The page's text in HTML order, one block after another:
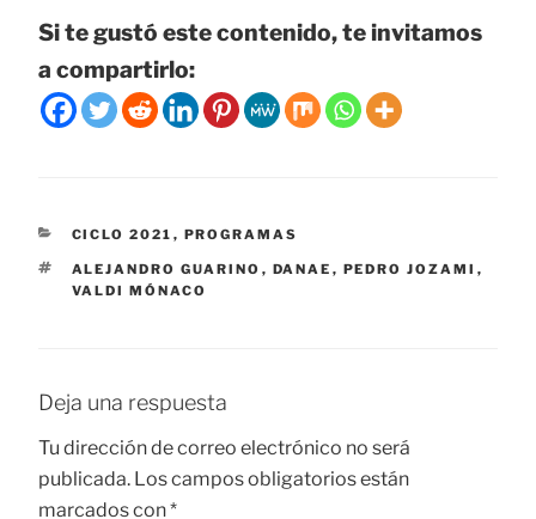
Si te gustó este contenido, te invitamos
a compartirlo:
CATEGORÍAS
CICLO 2021 , PROGRAMAS
ETIQUETAS
ALEJANDRO GUARINO , DANAE , PEDRO JOZAMI ,
VALDI MÓNACO
Deja una respuesta
Tu dirección de correo electrónico no será
publicada. Los campos obligatorios están
marcados con*